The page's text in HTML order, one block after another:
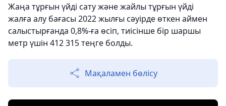
Жаңа тұрғын үйді сату және жайлы тұрғын үйді
жалға алу бағасы 2022 жылғы сәуірде өткен аймен
салыстырғанда 0,8%-ға өсіп, тиісінше бір шаршы
метр үшін 412 315 теңге болды.
Мақаламен бөлісу